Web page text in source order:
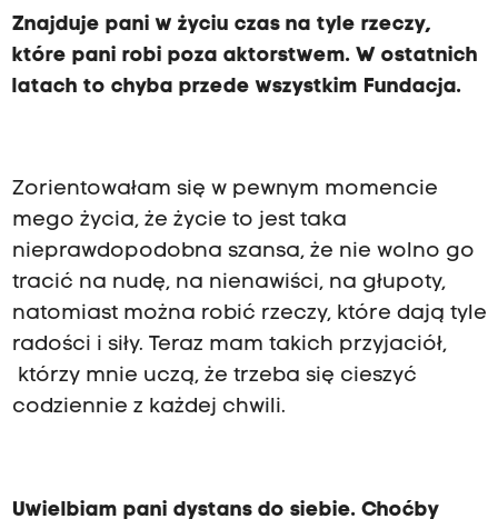
Znajduje pani w życiu czas na tyle rzeczy,
które pani robi poza aktorstwem. W ostatnich
latach to chyba przede wszystkim Fundacja.
Zorientowałam się w pewnym momencie
mego życia, że życie to jest taka
nieprawdopodobna szansa, że nie wolno go
tracić na nudę, na nienawiści, na głupoty,
natomiast można robić rzeczy, które dają tyle
radości i siły. Teraz mam takich przyjaciół,
którzy mnie uczą, że trzeba się cieszyć
codziennie z każdej chwili.
Uwielbiam pani dystans do siebie. Choćby